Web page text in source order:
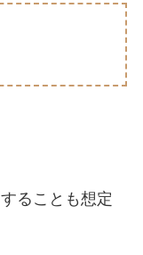
ることも想定